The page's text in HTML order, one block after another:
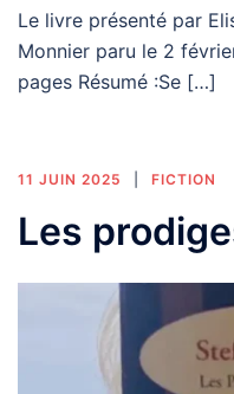
Le livre présenté par
Monnier paru le 2
pages Résumé :Se […]
11 JUIN 2025 FICTION
Les